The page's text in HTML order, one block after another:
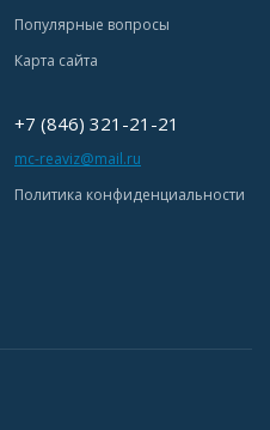
Популярные вопросы
Карта сайта
+7 (846) 321-21-21
mc-reaviz@mail.ru
Политика конфиденциальности